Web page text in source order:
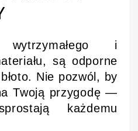
i
są odporne
Nie pozwól, by
Twoją przygodę —
każdemu